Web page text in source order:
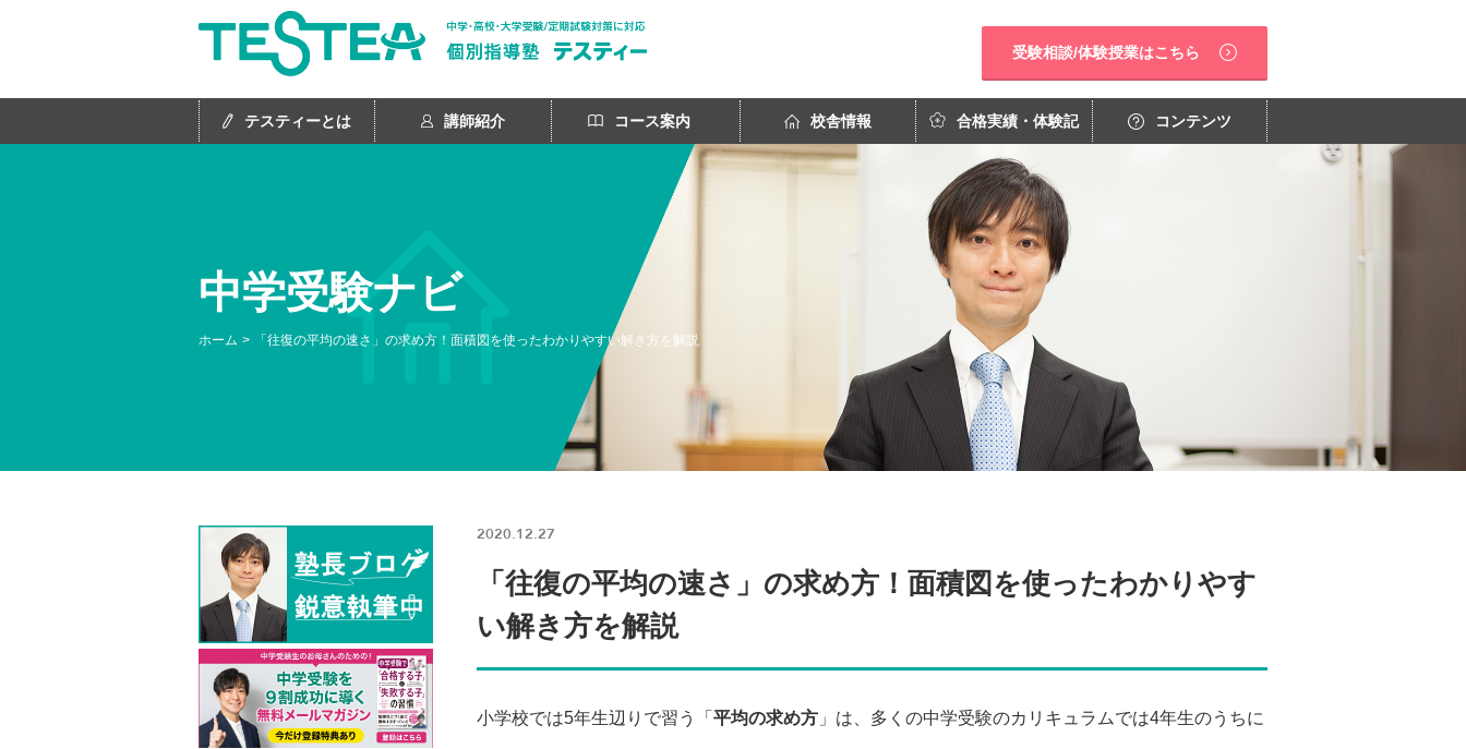
受験相談/体験授業はこちら
テスティーとは 講師紹介 コース案内 校舎情報 合格実績・体験記 コンテンツ
中学受験ナビ
ホーム 「往復の平均の速さ」の求め方！面積図を使ったわかりやすい解き方を解説
2020.12.27
「往復の平均の速さ」の求め方！面積図を使ったわかりやす
い解き方を解説
小学校では5年生辺りで習う「 平均の求め方 」は、多くの中学受験のカリキュラムでは4年生のうちに